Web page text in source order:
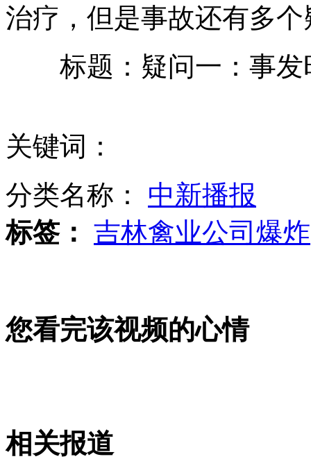
英国移民新政引发咖喱危机 餐厅开发本地厨师
无痛分娩是否安全 医生回应
外交部：有关国家言论片面不公正
治疗，但是事故还有多
标题：疑问一：事发
关键词：
分类名称： 中新播报
标签： 吉林禽业公司爆炸
您看完该视频的心情
相关报道